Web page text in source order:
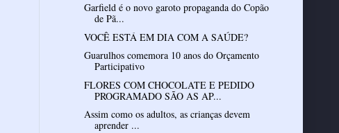
Garfield é o novo garoto propaganda do Copão
de Pã...
VOCÊ ESTÁ EM DIA COM A SAÚDE?
Guarulhos comemora 10 anos do Orçamento
Participativo
FLORES COM CHOCOLATE E PEDIDO
PROGRAMADO SÃO AS AP...
Assim como os adultos, as crianças devem
aprender ...